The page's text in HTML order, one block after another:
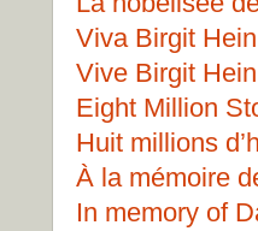
Viva Birgit
Vive Birgit
Eight Million
Huit millions
À la mémoire
In memory of